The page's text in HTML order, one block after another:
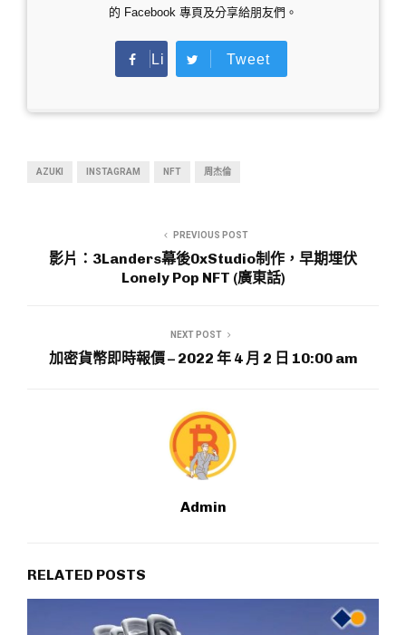
的 Facebook 專頁及分享給朋友們。
Li Tweet
AZUKI INSTAGRAM NFT 周杰倫
PREVIOUS POST
影片：3Landers幕後0xStudio制作，早期埋伏
Lonely Pop NFT (廣東話)
NEXT POST
加密貨幣即時報價 – 2022 年 4 月 2 日 10:00 am
Admin
RELATED POSTS